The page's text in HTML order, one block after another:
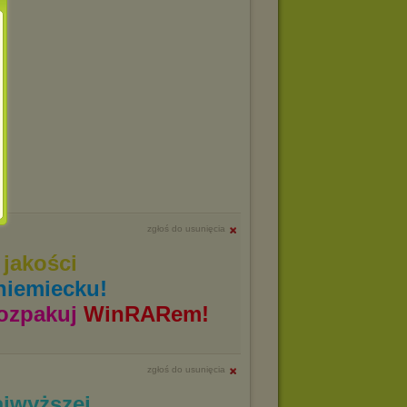
zgłoś do usunięcia
jakości
WinRARem!
zgłoś do usunięcia